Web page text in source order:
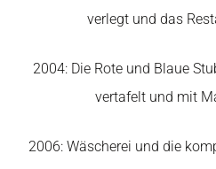
verlegt und das
2004: Die Rote und Blaue
vertafelt und mit
2006: Wäscherei und die